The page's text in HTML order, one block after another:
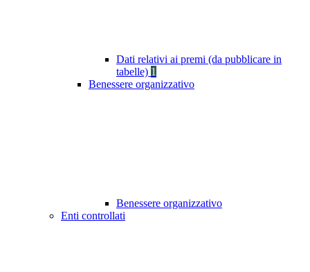
Dati relativi ai premi (da pubblicare in
tabelle) 1
Benessere organizzativo
Benessere organizzativo
Enti controllati